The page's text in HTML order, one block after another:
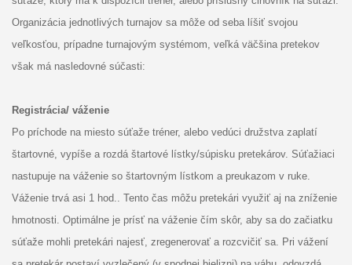
Organizácia jednotlivých turnajov sa môže od seba líšiť svojou
veľkosťou, prípadne turnajovým systémom, veľká väčšina pretekov
však má nasledovné súčasti:
Registrácia/ váženie
Po príchode na miesto súťaže tréner, alebo vedúci družstva zaplatí
štartovné, vypíše a rozdá štartové lístky/súpisku pretekárov. Súťažiaci
nastupuje na váženie so štartovným lístkom a preukazom v ruke.
Váženie trvá asi 1 hod.. Tento čas môžu pretekári využiť aj na zníženie
hmotnosti. Optimálne je prísť na váženie čím skôr, aby sa do začiatku
súťaže mohli pretekári najesť, zregenerovať a rozcvičiť sa. Pri vážení